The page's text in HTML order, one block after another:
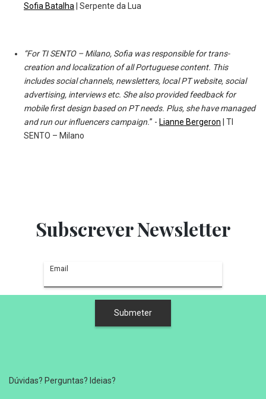
Sofia Batalha | Serpente da Lua
“For TI SENTO – Milano, Sofia was responsible for trans-
creation and localization of all Portuguese content. This
includes social channels, newsletters, local PT website, social
advertising, interviews etc. She also provided feedback for
mobile first design based on PT needs. Plus, she have managed
and run our influencers campaign.” - Lianne Bergeron | TI
SENTO – Milano
Subscrever Newsletter
Dúvidas? Perguntas? Ideias?